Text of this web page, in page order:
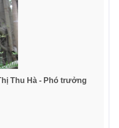
Thu Hà - Phó trưởng